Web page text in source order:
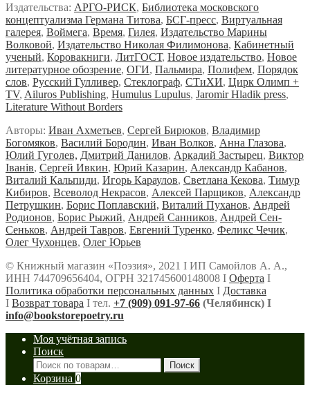
Издательства: АРГО-РИСК, Библиотека московского
концептуализма Германа Титова, БСГ-пресс, Виртуальная
галерея, Воймега, Время, Гилея, Издательство Марины
Волковой, Издательство Николая Филимонова, Кабинетный
ученый, Коровакниги, ЛитГОСТ, Новое издательство, Новое
литературное обозрение, ОГИ, Пальмира, Полифем, Порядок
слов, Русский Гулливер, Стеклограф, СТиХИ, Цирк Олимп +
TV, Ailuros Publishing, Humulus Lupulus, Jaromir Hladik press,
Literature Without Borders
Авторы: Иван Ахметьев, Сергей Бирюков, Владимир
Богомяков, Василий Бородин, Иван Волков, Анна Глазова,
Юлий Гуголев, Дмитрий Данилов, Аркадий Застырец, Виктор
Iванiв, Сергей Ивкин, Юрий Казарин, Александр Кабанов,
Виталий Кальпиди, Игорь Караулов, Светлана Кекова, Тимур
Кибиров, Всеволод Некрасов, Алексей Парщиков, Александр
Петрушкин, Борис Поплавский, Виталий Пуханов, Андрей
Родионов, Борис Рыжий, Андрей Санников, Андрей Сен-
Сеньков, Андрей Тавров, Евгений Туренко, Феликс Чечик,
Олег Чухонцев, Олег Юрьев
© Книжный магазин «Поэзия», 2021 Ι ИП Самойлов А. А.,
ИНН 744709656404, ОГРН 321745600148008 Ι Оферта Ι
Политика обработки персональных данных Ι Доставка
Ι Возврат товара Ι тел. +7 (909) 091-97-66 (Челябинск) Ι
info@bookstorepoetry.ru
Моя учётная запись
Поиск
Искать:
Поиск
Корзина 0